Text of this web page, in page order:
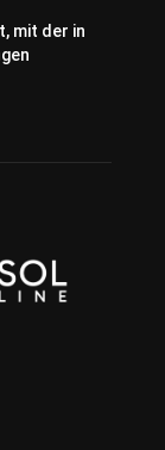
mit der in